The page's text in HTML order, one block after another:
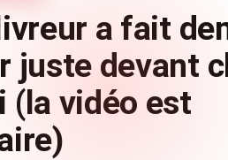
a fait
juste devant
(la vidéo est